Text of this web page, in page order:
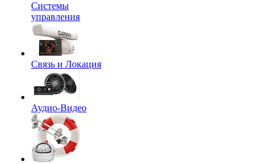
Системы
управления
Связь и Локация
Аудио-Видео